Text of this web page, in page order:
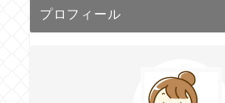
プロフィール